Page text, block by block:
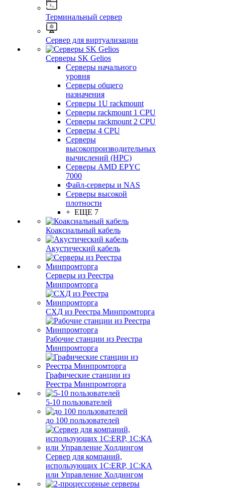
Терминальный сервер
Сервер для виртуализации
Серверы SK Gelios
Серверы начального
уровня
Серверы общего
назначения
Серверы 1U rackmount
Серверы rackmount 1 CPU
Серверы rackmount 2 CPU
Серверы 4 CPU
Серверы
высокопроизводительных
вычислений (HPC)
Серверы AMD EPYC
7000
Файл-серверы и NAS
Серверы высокой
плотности
+ ЕЩЕ 7
Коаксиальный кабель
Акустический кабель
Серверы из Реестра
Минпромторга
СХД из Реестра Минпромторга
Рабочие станции из Реестра
Минпромторга
Графические станции из
Реестра Минпромторга
5-10 пользователей
до 100 пользователей
Сервер для компаний,
использующих 1C:ERP, 1С:КА
или Управление Холдингом